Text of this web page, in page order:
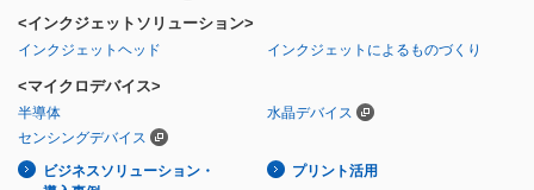
<インクジェットソリューション>
インクジェットヘッド インクジェットによるものづくり
<マイクロデバイス>
半導体
水晶デバイス
センシングデバイス
ビジネスソリューション・
プリント活用